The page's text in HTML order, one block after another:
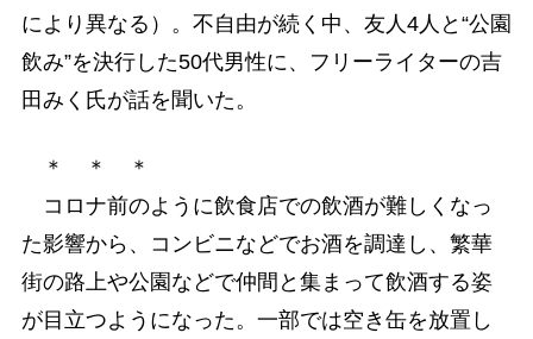
により異なる）。不自由が続く中、友人4人と“公園
飲み”を決行した50代男性に、フリーライターの吉
田みく氏が話を聞いた。
＊ ＊ ＊
コロナ前のように飲食店での飲酒が難しくなっ
た影響から、コンビニなどでお酒を調達し、繁華
街の路上や公園などで仲間と集まって飲酒する姿
が目立つようになった。一部では空き缶を放置し